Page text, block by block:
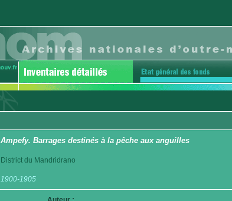
Ampefy. Barrages destinés à la pêche aux anguilles
District du Mandridrano
1900-1905